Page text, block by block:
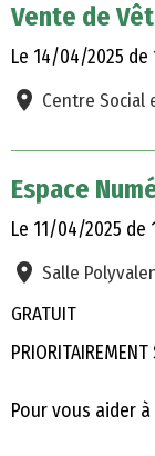
Vente de
Le 14/04/2025 de
Centre Social
Espace
Le 11/04/2025 de
Salle
GRATUIT
Pour vous aider à